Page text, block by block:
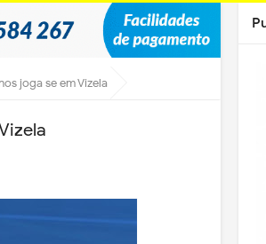
joga se em Vizela